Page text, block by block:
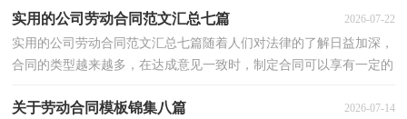
实用的公司劳动合同范文汇总七篇 2026-07-22
实用的公司劳动合同范文汇总七篇随着人们对法律的了解日益加深，
合同的类型越来越多，在达成意见一致时，制定合同可以享有一定的
关于劳动合同模板锦集八篇 2026-07-14